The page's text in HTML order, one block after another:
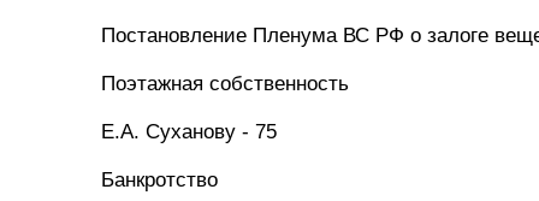
Постановление Пленума ВС РФ о залоге
Поэтажная собственность
Е.А. Суханову - 75
Банкротство